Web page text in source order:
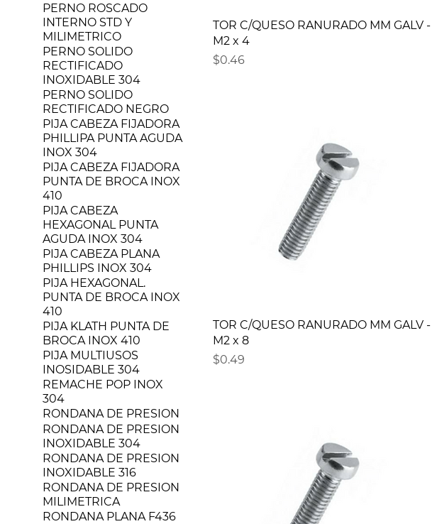
PERNO ROSCADO
INTERNO STD Y
MILIMETRICO
PERNO SOLIDO
RECTIFICADO
INOXIDABLE 304
PERNO SOLIDO
RECTIFICADO NEGRO
PIJA CABEZA FIJADORA
PHILLIPA PUNTA AGUDA
INOX 304
PIJA CABEZA FIJADORA
PUNTA DE BROCA INOX
410
PIJA CABEZA
HEXAGONAL PUNTA
AGUDA INOX 304
PIJA CABEZA PLANA
PHILLIPS INOX 304
PIJA HEXAGONAL.
PUNTA DE BROCA INOX
410
PIJA KLATH PUNTA DE
BROCA INOX 410
PIJA MULTIUSOS
INOSIDABLE 304
REMACHE POP INOX
304
RONDANA DE PRESION
RONDANA DE PRESION
INOXIDABLE 304
RONDANA DE PRESION
INOXIDABLE 316
RONDANA DE PRESION
MILIMETRICA
RONDANA PLANA F436
TOR C/QUESO RANURADO MM GALV -
M2 x 4
Precio
$0.46
TOR C/QUESO RANURADO MM GALV -
M2 x 8
Precio
$0.49